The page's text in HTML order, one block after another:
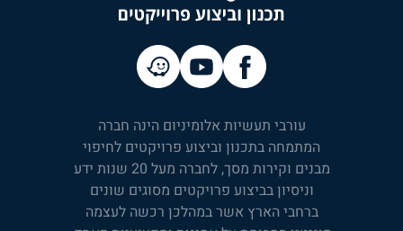
עורבי תעשיות אלומיניום הינה חברה
המתמחה בתכנון וביצוע פרויקטים לחיפוי
מבנים וקירות מסך, לחברה מעל 20 שנות ידע
וניסיון בביצוע פרויקטים מסוגים שונים
ברחבי הארץ אשר במהלכן רכשה לעצמה